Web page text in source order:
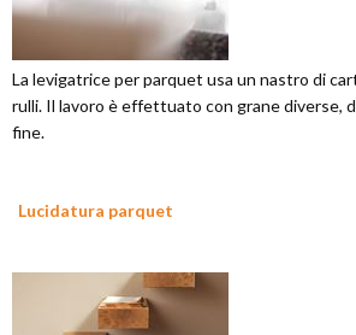
La levigatrice per parquet usa un nastro di
rulli. Il lavoro è effettuato con grane diverse,
fine.
Lucidatura parquet